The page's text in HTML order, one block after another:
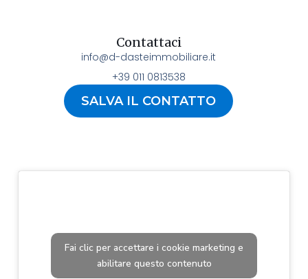
Contattaci
info@d-dasteimmobiliare.it
+39 011 0813538
SALVA IL CONTATTO
Fai clic per accettare i cookie marketing e
abilitare questo contenuto